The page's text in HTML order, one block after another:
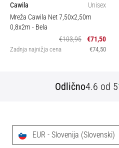
Cawila
Unisex
Mreža Cawila Net 7,50x2,50m
0,8x2m - Bela
€103,95
€71,50
Zadnja najnižja cena €74,50
Odlično4.6 od 5
EUR - Slovenija (Slovenski)